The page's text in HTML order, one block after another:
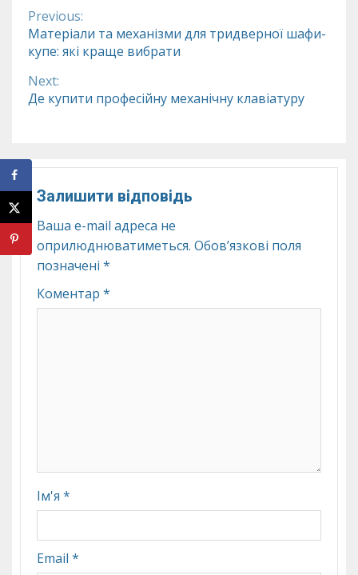
Continue
Reading
Previous:
Матеріали та механізми для тридверної шафи-
купе: які краще вибрати
Next:
Де купити професійну механічну клавіатуру
Залишити відповідь
Ваша e-mail адреса не
оприлюднюватиметься. Обов’язкові поля
позначені *
Коментар *
Ім'я *
Email *